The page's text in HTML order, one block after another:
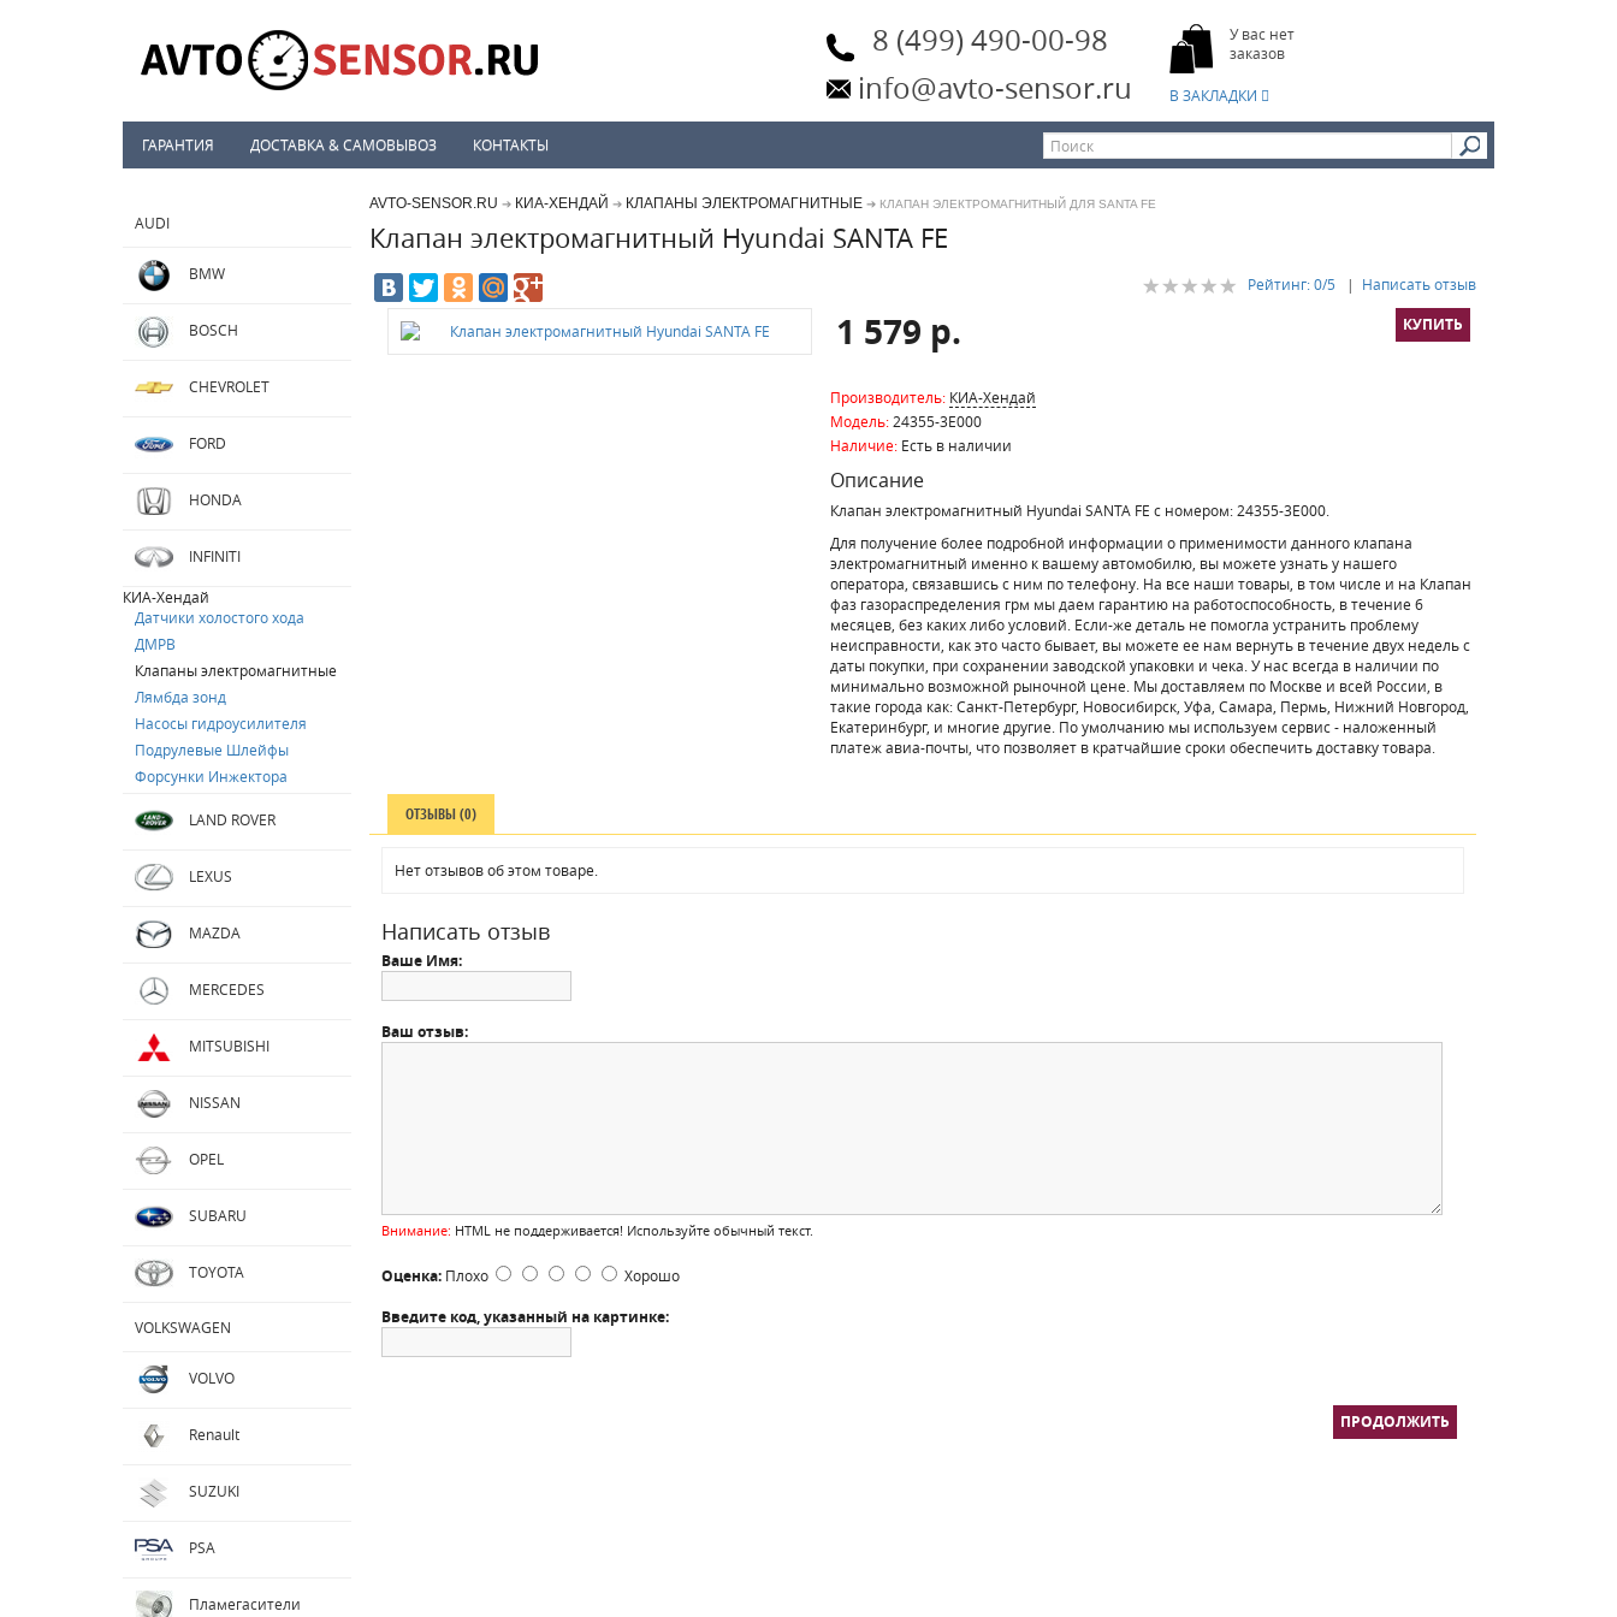
8 (499) 490-00-98
info@avto-sensor.ru
У вас нет
заказов
В ЗАКЛАДКИ
ГАРАНТИЯ ДОСТАВКА & САМОВЫВОЗ КОНТАКТЫ
AUDI
BMW
BOSCH
CHEVROLET
FORD
HONDA
INFINITI
КИА-Хендай
Датчики холостого хода
ДМРВ
Клапаны электромагнитные
Лямбда зонд
Насосы гидроусилителя
Подрулевые Шлейфы
Форсунки Инжектора
LAND ROVER
LEXUS
MAZDA
MERCEDES
MITSUBISHI
NISSAN
OPEL
SUBARU
TOYOTA
VOLKSWAGEN
VOLVO
Renault
SUZUKI
PSA
Пламегасители
AVTO-SENSOR.RU ➔ КИА-ХЕНДАЙ ➔ КЛАПАНЫ ЭЛЕКТРОМАГНИТНЫЕ ➔ КЛАПАН ЭЛЕКТРОМАГНИТНЫЙ ДЛЯ SANTA FE
Клапан электромагнитный Hyundai SANTA FE
Рейтинг:0/5 | Написать отзыв
1 579 р.
Производитель: КИА-Хендай
Модель: 24355-3E000
Наличие: Есть в наличии
Описание
Клапан электромагнитный Hyundai SANTA FE с номером: 24355-3E000.
Для получение более подробной информации о применимости данного клапана
электромагнитный именно к вашему автомобилю, вы можете узнать у нашего
оператора, связавшись с ним по телефону. На все наши товары, в том числе и на Клапан
фаз газораспределения грм мы даем гарантию на работоспособность, в течение 6
месяцев, без каких либо условий. Если-же деталь не помогла устранить проблему
неисправности, как это часто бывает, вы можете ее нам вернуть в течение двух недель с
даты покупки, при сохранении заводской упаковки и чека. У нас всегда в наличии по
минимально возможной рыночной цене. Мы доставляем по Москве и всей России, в
такие города как: Санкт-Петербург, Новосибирск, Уфа, Самара, Пермь, Нижний Новгород,
Екатеринбург, и многие другие. По умолчанию мы используем сервис - наложенный
платеж авиа-почты, что позволяет в кратчайшие сроки обеспечить доставку товара.
ОТЗЫВЫ (0)
Нет отзывов об этом товаре.
Написать отзыв
Ваше Имя:
Ваш отзыв:
Внимание: HTML не поддерживается! Используйте обычный текст.
Оценка: Плохо Хорошо
Введите код, указанный на картинке:
ПРОДОЛЖИТЬ